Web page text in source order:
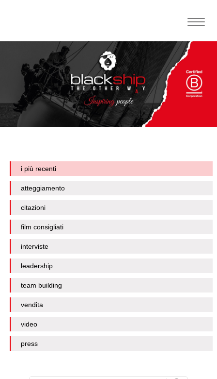
Toggle
i più recenti
atteggiamento
citazioni
film consigliati
interviste
leadership
team building
vendita
video
press